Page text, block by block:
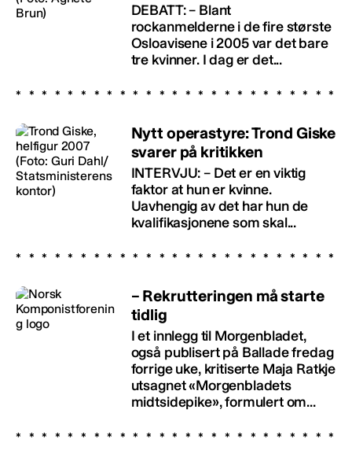
DEBATT: – Blant
rockanmelderne i de fire største
Osloavisene i 2005 var det bare
tre kvinner. I dag er det...
Nytt operastyre: Trond Giske
svarer på kritikken
INTERVJU: – Det er en viktig
faktor at hun er kvinne.
Uavhengig av det har hun de
kvalifikasjonene som skal...
– Rekrutteringen må starte
tidlig
I et innlegg til Morgenbladet,
også publisert på Ballade fredag
forrige uke, kritiserte Maja Ratkje
utsagnet «Morgenbladets
midtsidepike», formulert om...